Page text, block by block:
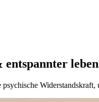
entspannter